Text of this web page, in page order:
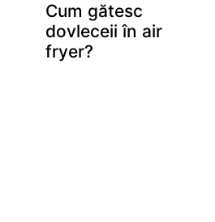
Cum gătesc
dovleceii în air
fryer?